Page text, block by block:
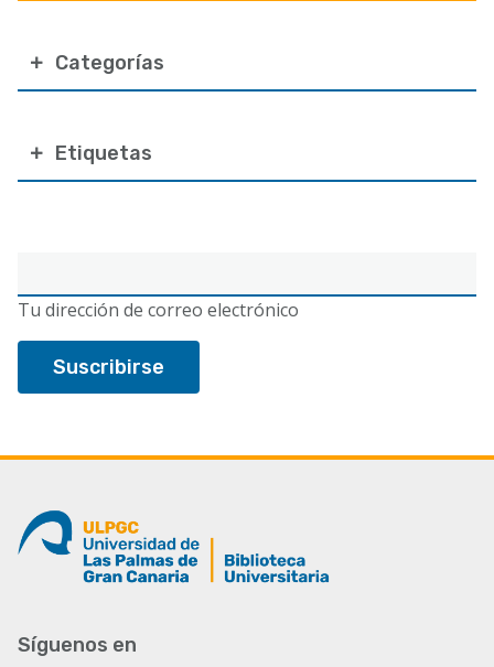
electrónico
Tu dirección de correo electrónico
Categorías
Etiquetas
Síguenos en